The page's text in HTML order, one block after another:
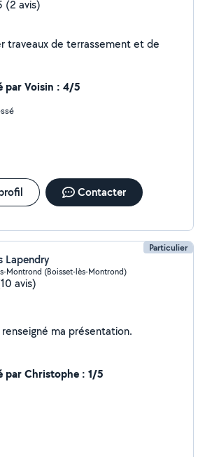
(2 avis)
traveaux de terrassement et de
par Voisin : 4/5
Contacter
Particulier
Lapendry
Montrond (Boisset-lès-Montrond)
avis)
Je n'ai pas encore renseigné ma présentation.
par Christophe : 1/5